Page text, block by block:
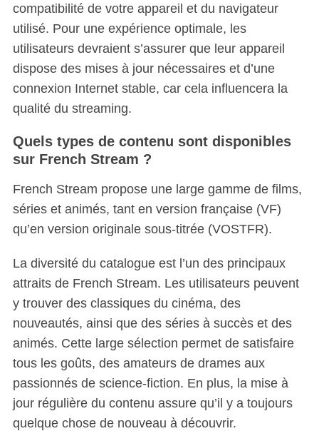
compatibilité de votre appareil et du navigateur
utilisé. Pour une expérience optimale, les
utilisateurs devraient s’assurer que leur appareil
dispose des mises à jour nécessaires et d’une
connexion Internet stable, car cela influencera la
qualité du streaming.
Quels types de contenu sont disponibles
sur French Stream ?
French Stream propose une large gamme de films,
séries et animés, tant en version française (VF)
qu’en version originale sous-titrée (VOSTFR).
La diversité du catalogue est l’un des principaux
attraits de French Stream. Les utilisateurs peuvent
y trouver des classiques du cinéma, des
nouveautés, ainsi que des séries à succès et des
animés. Cette large sélection permet de satisfaire
tous les goûts, des amateurs de drames aux
passionnés de science-fiction. En plus, la mise à
jour régulière du contenu assure qu’il y a toujours
quelque chose de nouveau à découvrir.